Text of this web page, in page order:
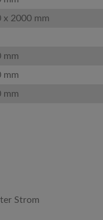
x 2000 mm
mm
mm
mm
Strom